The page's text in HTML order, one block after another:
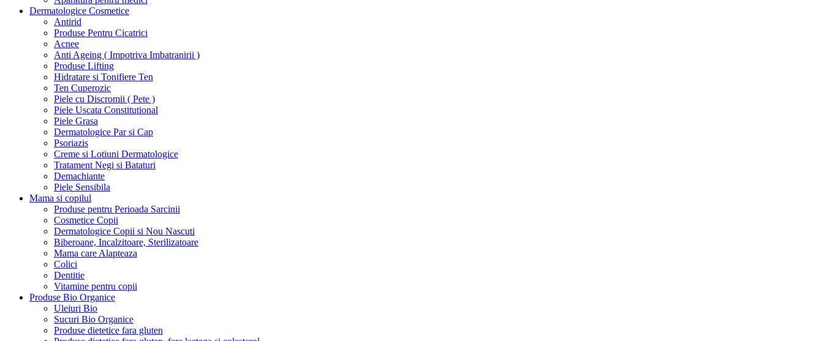
Dermatologice Cosmetice
Antirid
Produse Pentru Cicatrici
Acnee
Anti Ageing ( Impotriva Imbatranirii )
Produse Lifting
Hidratare si Tonifiere Ten
Ten Cuperozic
Piele cu Discromii ( Pete )
Piele Uscata Constitutional
Piele Grasa
Dermatologice Par si Cap
Psoriazis
Creme si Lotiuni Dermatologice
Tratament Negi si Bataturi
Demachiante
Piele Sensibila
Mama si copilul
Produse pentru Perioada Sarcinii
Cosmetice Copii
Dermatologice Copii si Nou Nascuti
Biberoane, Incalzitoare, Sterilizatoare
Mama care Alapteaza
Colici
Dentitie
Vitamine pentru copii
Produse Bio Organice
Uleiuri Bio
Sucuri Bio Organice
Produse dietetice fara gluten